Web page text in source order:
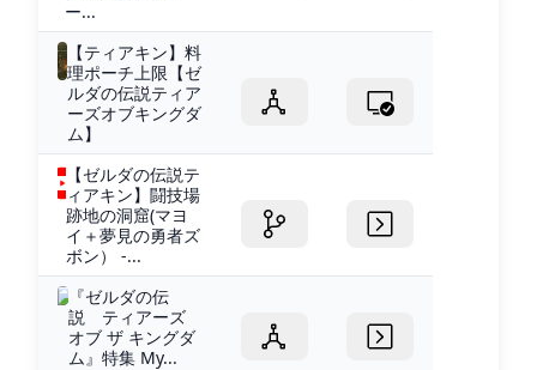
ー...
【ティアキン】料
理ポーチ上限【ゼ
ルダの伝説ティア
ーズオブキングダ
ム】
【ゼルダの伝説テ
ィアキン】闘技場
跡地の洞窟(マヨ
イ＋夢見の勇者ズ
ボン） -...
『ゼルダの伝
説 ティアーズ
オブ ザ キングダ
ム』特集 My...